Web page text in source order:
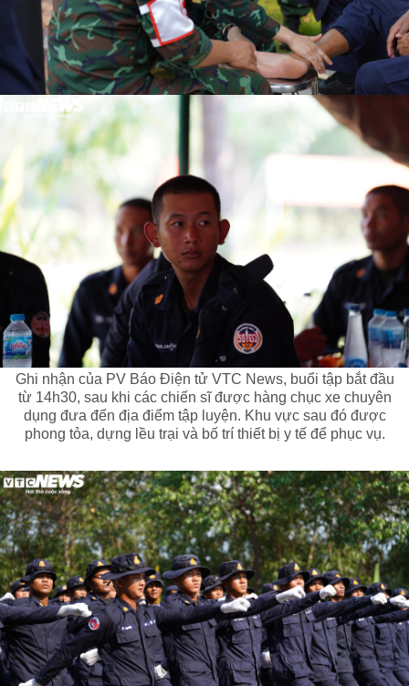
Ghi nhận của PV Báo Điện tử VTC News, buổi tập bắt đầu
từ 14h30, sau khi các chiến sĩ được hàng chục xe chuyên
dụng đưa đến địa điểm tập luyện. Khu vực sau đó được
phong tỏa, dựng lều trại và bố trí thiết bị y tế để phục vụ.